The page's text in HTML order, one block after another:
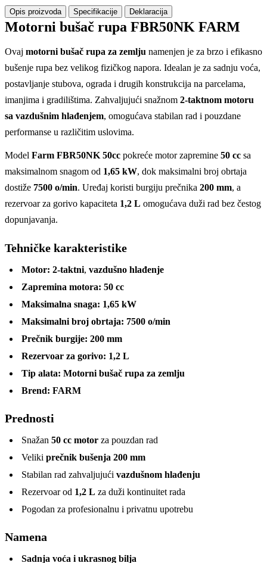
Opis proizvoda Specifikacije Deklaracija
Motorni bušač rupa FBR50NK FARM
Ovaj motorni bušač rupa za zemlju namenjen je za brzo i efikasno
bušenje rupa bez velikog fizičkog napora. Idealan je za sadnju voća,
postavljanje stubova, ograda i drugih konstrukcija na parcelama,
imanjima i gradilištima. Zahvaljujući snažnom 2-taktnom motoru
sa vazdušnim hlađenjem, omogućava stabilan rad i pouzdane
performanse u različitim uslovima.
Model Farm FBR50NK 50cc pokreće motor zapremine 50 cc sa
maksimalnom snagom od 1,65 kW, dok maksimalni broj obrtaja
dostiže 7500 o/min. Uređaj koristi burgiju prečnika 200 mm, a
rezervoar za gorivo kapaciteta 1,2 L omogućava duži rad bez čestog
dopunjavanja.
Tehničke karakteristike
Motor: 2-taktni, vazdušno hlađenje
Zapremina motora: 50 cc
Maksimalna snaga: 1,65 kW
Maksimalni broj obrtaja: 7500 o/min
Prečnik burgije: 200 mm
Rezervoar za gorivo: 1,2 L
Tip alata: Motorni bušač rupa za zemlju
Brend: FARM
Prednosti
Snažan 50 cc motor za pouzdan rad
Veliki prečnik bušenja 200 mm
Stabilan rad zahvaljujući vazdušnom hlađenju
Rezervoar od 1,2 L za duži kontinuitet rada
Pogodan za profesionalnu i privatnu upotrebu
Namena
Sadnja voća i ukrasnog bilja